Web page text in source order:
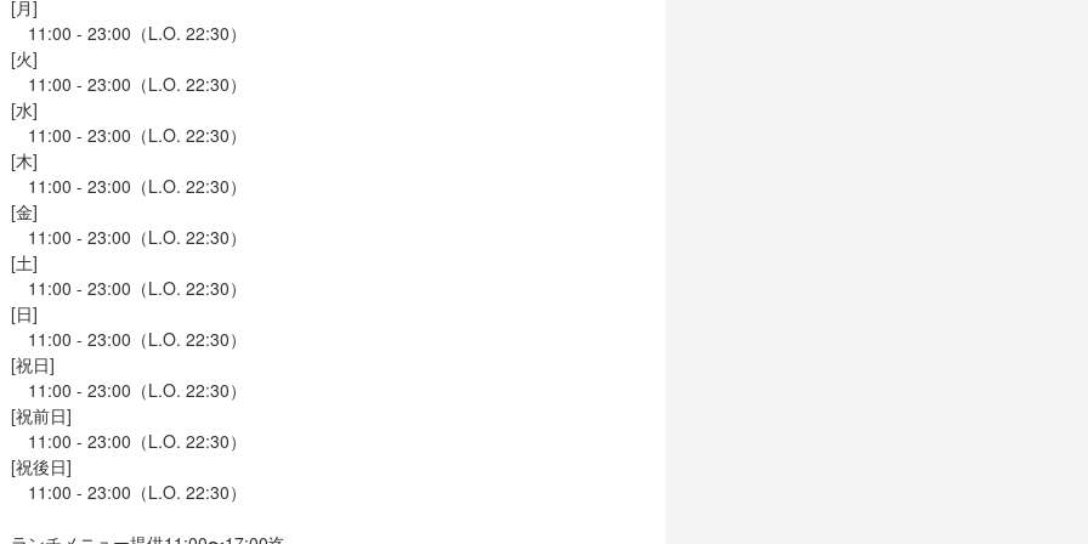
[月]
11:00 - 23:00（L.O. 22:30）
[火]
11:00 - 23:00（L.O. 22:30）
[水]
11:00 - 23:00（L.O. 22:30）
[木]
11:00 - 23:00（L.O. 22:30）
[金]
11:00 - 23:00（L.O. 22:30）
[土]
11:00 - 23:00（L.O. 22:30）
[日]
11:00 - 23:00（L.O. 22:30）
[祝日]
11:00 - 23:00（L.O. 22:30）
[祝前日]
11:00 - 23:00（L.O. 22:30）
[祝後日]
11:00 - 23:00（L.O. 22:30）